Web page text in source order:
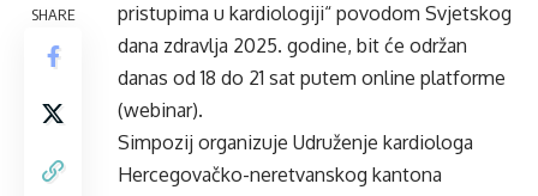
SHARE
pristupima u kardiologiji“ povodom Svjetskog
dana zdravlja 2025. godine, bit će održan
danas od 18 do 21 sat putem online platforme
(webinar).
Simpozij organizuje Udruženje kardiologa
Hercegovačko-neretvanskog kantona